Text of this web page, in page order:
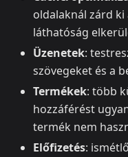
oldalaknál zárd
láthatóság
Üzenetek:
szövegeket és a
Termékek: több
hozzáférést
termék nem
Előfizetés: